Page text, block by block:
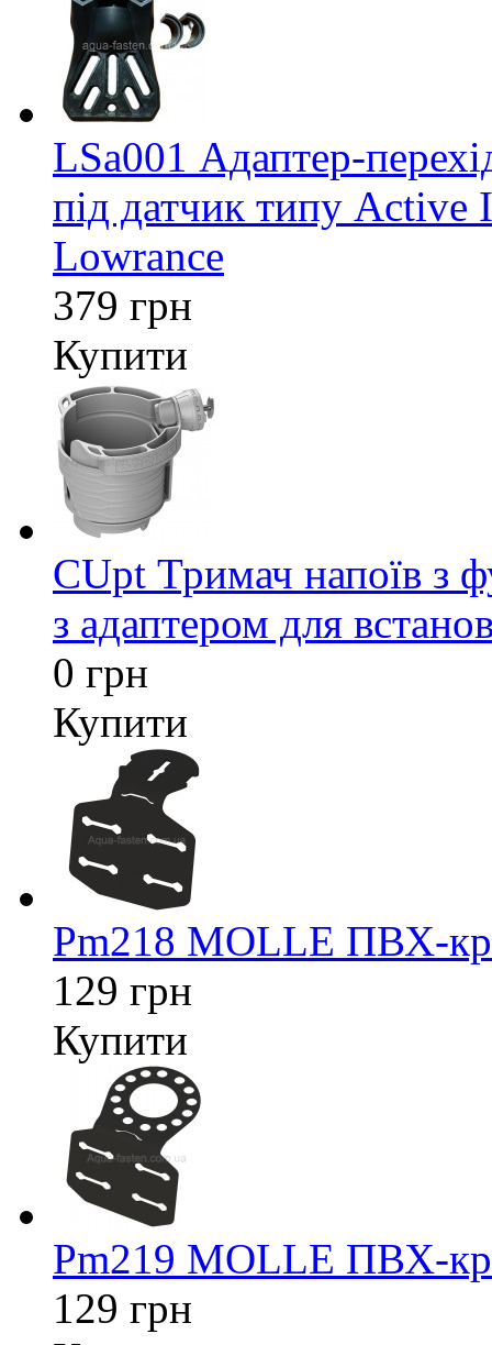
LSa001 Адаптер-
під датчик типу Active
Lowrance
379 грн
Купити
CUpt Тримач напоїв з
з адаптером для
0 грн
Купити
Pm218 MOLLE ПВХ-
129 грн
Купити
Pm219 MOLLE ПВХ-
129 грн